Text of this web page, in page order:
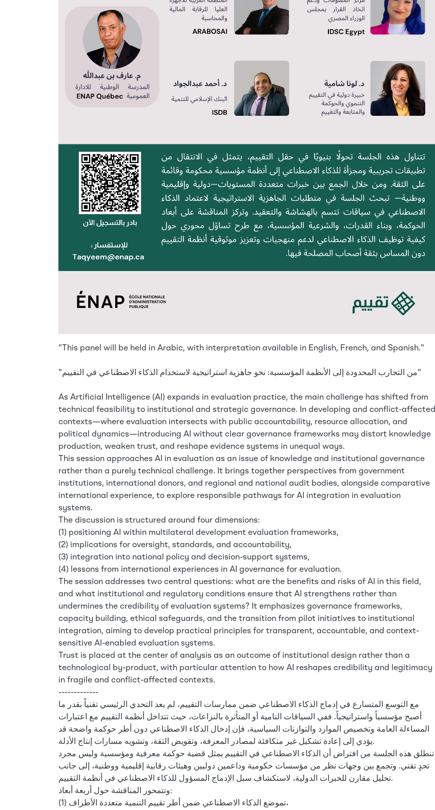
"This panel will be held in Arabic, with interpretation available in English, French, and Spanish."
"من التجارب المحدودة إلى الأنظمة المؤسسية: نحو جاهزية استراتيجية لاستخدام الذكاء الاصطناعي في التقييم"
As Artificial Intelligence (AI) expands in evaluation practice, the main challenge has shifted from
technical feasibility to institutional and strategic governance. In developing and conflict-affected
contexts—where evaluation intersects with public accountability, resource allocation, and
political dynamics—introducing AI without clear governance frameworks may distort knowledge
production, weaken trust, and reshape evidence systems in unequal ways.
This session approaches AI in evaluation as an issue of knowledge and institutional governance
rather than a purely technical challenge. It brings together perspectives from government
institutions, international donors, and regional and national audit bodies, alongside comparative
international experience, to explore responsible pathways for AI integration in evaluation
systems.
The discussion is structured around four dimensions:
(1) positioning AI within multilateral development evaluation frameworks,
(2) implications for oversight, standards, and accountability,
(3) integration into national policy and decision-support systems,
(4) lessons from international experiences in AI governance for evaluation.
The session addresses two central questions: what are the benefits and risks of AI in this field,
and what institutional and regulatory conditions ensure that AI strengthens rather than
undermines the credibility of evaluation systems? It emphasizes governance frameworks,
capacity building, ethical safeguards, and the transition from pilot initiatives to institutional
integration, aiming to develop practical principles for transparent, accountable, and context-
sensitive AI-enabled evaluation systems.
Trust is placed at the center of analysis as an outcome of institutional design rather than a
technological by-product, with particular attention to how AI reshapes credibility and legitimacy
in fragile and conflict-affected contexts.
-------------
مع التوسع المتسارع في إدماج الذكاء الاصطناعي ضمن ممارسات التقييم، لم يعد التحدي الرئيسي تقنياً بقدر ما
أصبح مؤسسياً واستراتيجياً. ففي السياقات النامية أو المتأثرة بالنزاعات، حيث تتداخل أنظمة التقييم مع اعتبارات
المساءلة العامة وتخصيص الموارد والتوازنات السياسية، فإن إدخال الذكاء الاصطناعي دون أطر حوكمة واضحة قد
يؤدي إلى إعادة تشكيل غير متكافئة لمصادر المعرفة، وتقويض الثقة، وتشويه مسارات إنتاج الأدلة.
تنطلق هذه الجلسة من افتراض أن الذكاء الاصطناعي في التقييم يمثل قضية حوكمة معرفية ومؤسسية وليس مجرد
تحدٍ تقني. وتجمع بين وجهات نظر من مؤسسات حكومية وداعمين دوليين وهيئات رقابية إقليمية ووطنية، إلى جانب
تحليل مقارن للخبرات الدولية، لاستكشاف سبل الإدماج المسؤول للذكاء الاصطناعي في أنظمة التقييم.
وتتمحور المناقشة حول أربعة أبعاد:
(1) تموضع الذكاء الاصطناعي ضمن أطر تقييم التنمية متعددة الأطراف،